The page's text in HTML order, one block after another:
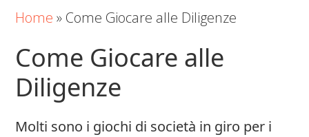
in
Home » Come Giocare alle Diligenze
Come Giocare alle
Diligenze
Molti sono i giochi di società in giro per i